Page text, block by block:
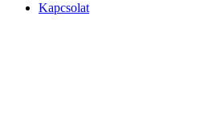
Kapcsolat